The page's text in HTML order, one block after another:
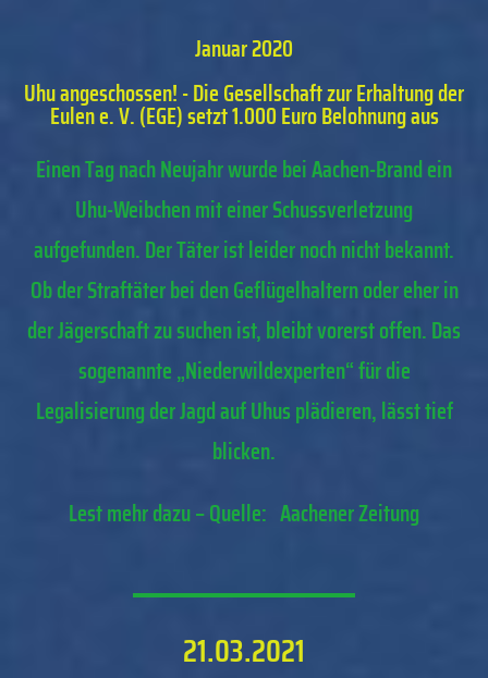
Januar 2020
Uhu angeschossen! - Die Gesellschaft zur Erhaltung der
Eulen e. V. (EGE) setzt 1.000 Euro Belohnung aus
Einen Tag nach Neujahr wurde bei Aachen-Brand ein
Uhu-Weibchen mit einer Schussverletzung
aufgefunden. Der Täter ist leider noch nicht bekannt.
Ob der Straftäter bei den Geflügelhaltern oder eher in
der Jägerschaft zu suchen ist, bleibt vorerst offen. Das
sogenannte „Niederwildexperten“ für die
Legalisierung der Jagd auf Uhus plädieren, lässt tief
blicken.
Lest mehr dazu – Quelle: Aachener Zeitung
21.03.2021